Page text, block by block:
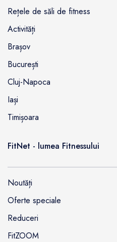
Rețele de săli de fitness
Activități
Brașov
București
Cluj-Napoca
Iași
Timișoara
FitNet - lumea Fitnessului
Noutăți
Oferte speciale
Reduceri
FitZOOM